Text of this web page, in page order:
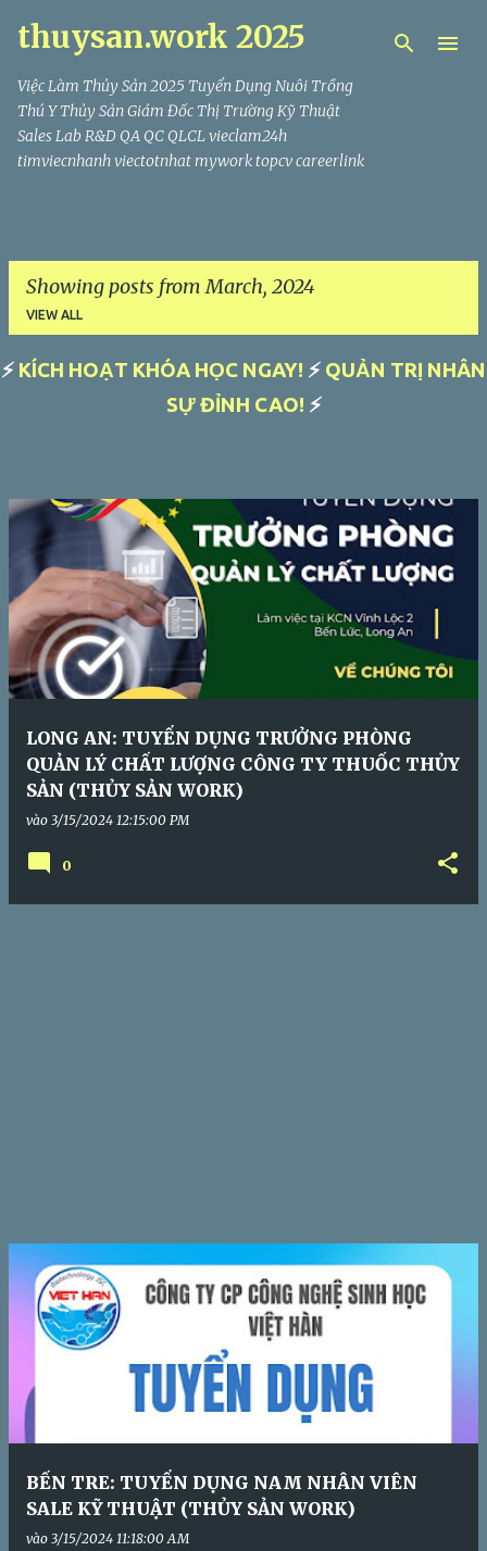
Skip to main content
thuysan.work 2025
Việc Làm Thủy Sản 2025 Tuyển Dụng Nuôi Trồng
Thú Y Thủy Sản Giám Đốc Thị Trường Kỹ Thuật
Sales Lab R&D QA QC QLCL vieclam24h
timviecnhanh viectotnhat mywork topcv careerlink
Showing posts from March, 2024
VIEW ALL
s
⚡ KÍCH HOẠT KHÓA HỌC NGAY! ⚡ QUẢN TRỊ NHÂN
SỰ ĐỈNH CAO! ⚡
LONG AN: TUYỂN DỤNG TRƯỞNG PHÒNG
QUẢN LÝ CHẤT LƯỢNG CÔNG TY THUỐC THỦY
SẢN (THỦY SẢN WORK)
vào 3/15/2024 12:15:00 PM
0
BẾN TRE: TUYỂN DỤNG NAM NHÂN VIÊN
SALE KỸ THUẬT (THỦY SẢN WORK)
vào 3/15/2024 11:18:00 AM